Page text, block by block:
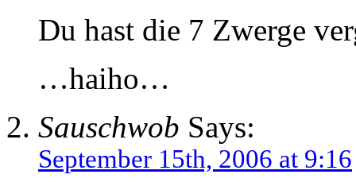
Du hast die 7 Zwerge
…haiho…
Sauschwob Says:
September 15th, 2006 at 9:16